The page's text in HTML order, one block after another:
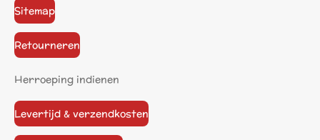
Sitemap
Retourneren
Herroeping indienen
Levertijd & verzendkosten